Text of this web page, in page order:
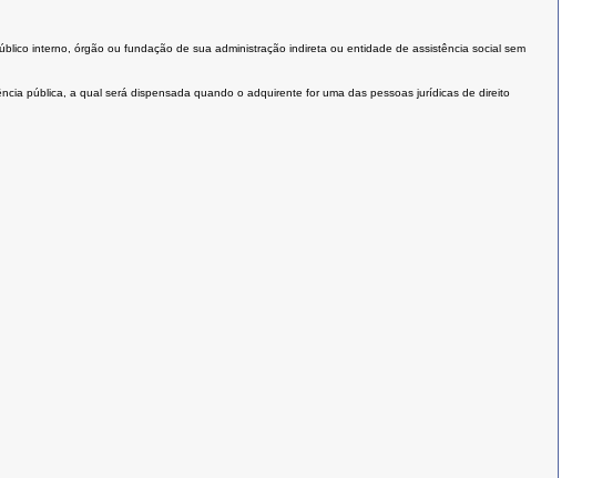
interno, órgão ou fundação de sua administração indireta ou entidade de assistência social sem
pública, a qual será dispensada quando o adquirente for uma das pessoas jurídicas de direito